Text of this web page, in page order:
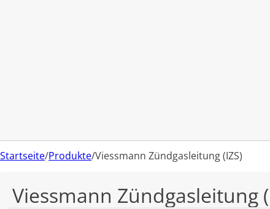
Startseite/Produkte/Viessmann Zündgasleitung (IZS)
Viessmann Zündgasleitung